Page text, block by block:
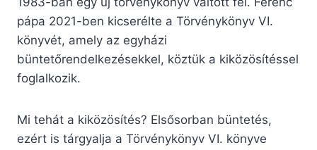
pápa 2021-ben kicserélte a Törvénykönyv VI.
könyvét, amely az egyházi
büntetőrendelkezésekkel, köztük a kiközösítéssel
foglalkozik.
Mi tehát a kiközösítés? Elsősorban büntetés,
ezért is tárgyalja a Törvénykönyv VI. könyve